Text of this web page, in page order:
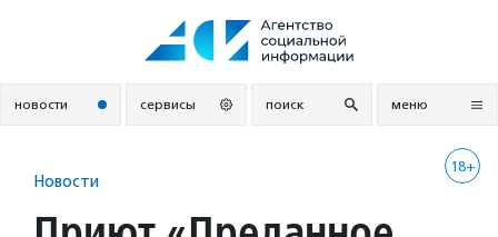
новости сервисы поиск меню
18+
Новости